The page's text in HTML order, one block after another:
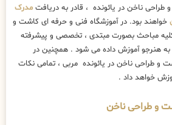
ناخن در یائونده ، قادر به دریافت مدرک
خواهند بود. در آموزشگاه فنی و حرفه ای کاشت و
مباحث بصورت مبتدی ، تخصصی و پیشرفته
6 الی 10 جلسه به هنرجو آموزش داده می شود . همچنین در
و طراحی ناخن در یائونده مربی ، تمامی نکات
خواهد داد .
و طراحی ناخن